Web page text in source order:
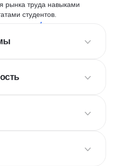
рынка труда навыками
студентов.
по
4 критериям